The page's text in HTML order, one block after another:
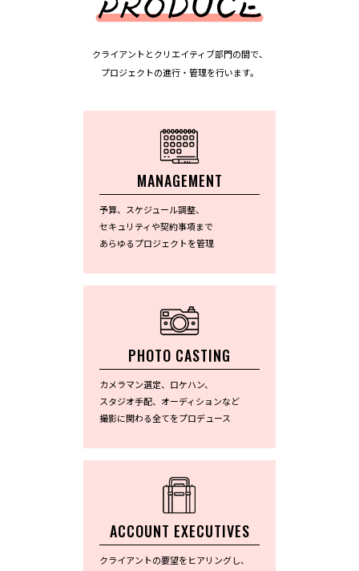
クライアントとクリエイティブ部門の間で、
プロジェクトの進行・管理を行います。
MANAGEMENT
予算、スケジュール調整、
セキュリティや契約事項まで
あらゆるプロジェクトを管理
PHOTO CASTING
カメラマン選定、ロケハン、
スタジオ手配、オーディションなど
撮影に関わる全てをプロデュース
ACCOUNT EXECUTIVES
クライアントの要望をヒアリングし、